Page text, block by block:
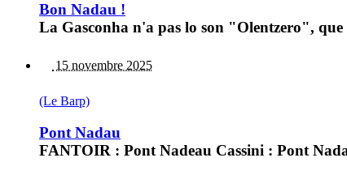
Bon Nadau !
La Gasconha n'a pas lo son "Olentzero",
15 novembre 2025
(Le Barp)
Pont Nadau
FANTOIR : Pont Nadeau Cassini : Pont